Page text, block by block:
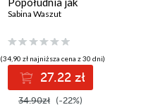
gorzka czekolada
Sabina Waszut
(34,90 zł najniższa cena z 30 dni)
27.22 zł
34.90zł (-22%)